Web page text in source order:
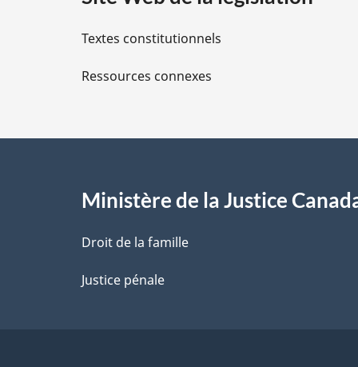
i
l
s
l
a
p
Textes constitutionnels
Ressources connexes
Ministère de la Justice
Droit de la famille
Justice pénale